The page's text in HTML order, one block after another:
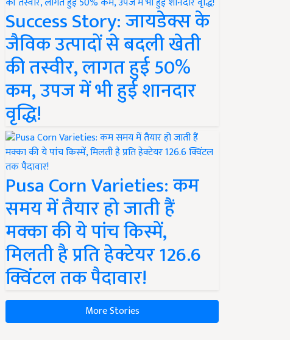
Success Story: जायडेक्स के
जैविक उत्पादों से बदली खेती
की तस्वीर, लागत हुई 50%
कम, उपज में भी हुई शानदार
वृद्धि!
Pusa Corn Varieties: कम
समय में तैयार हो जाती हैं
मक्का की ये पांच किस्में,
मिलती है प्रति हेक्टेयर 126.6
क्विंटल तक पैदावार!
More Stories